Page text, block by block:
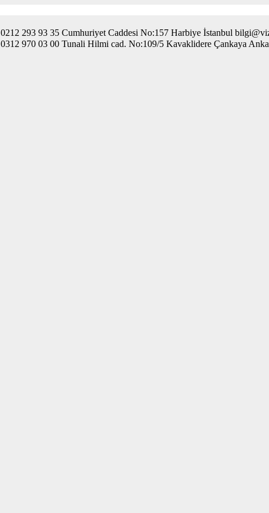
0212 293 93 35 Cumhuriyet Caddesi No:157 Harbiye İstanbul
0312 970 03 00 Tunali Hilmi cad. No:109/5 Kavaklidere Çankaya